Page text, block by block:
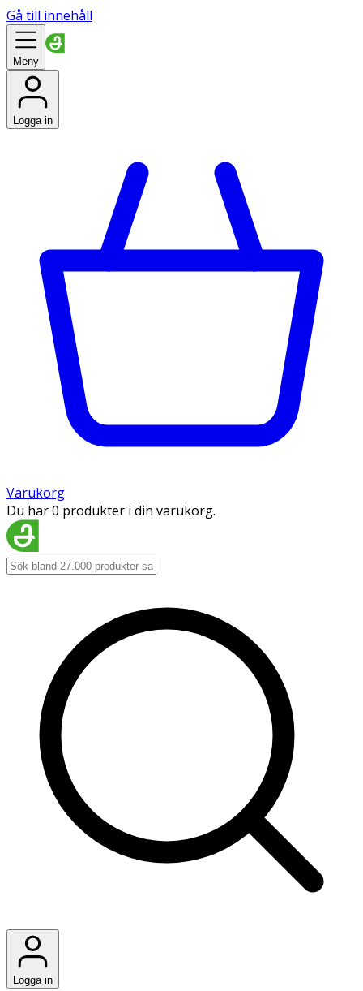
Gå till innehåll
Meny
Logga in
Varukorg
Du har 0 produkter i din varukorg.
Logga in